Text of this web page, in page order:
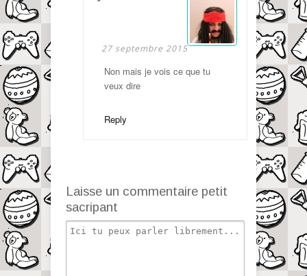
27 septembre 2015
Non mais je vois ce que tu
veux dire
Reply
Laisse un commentaire petit
sacripant